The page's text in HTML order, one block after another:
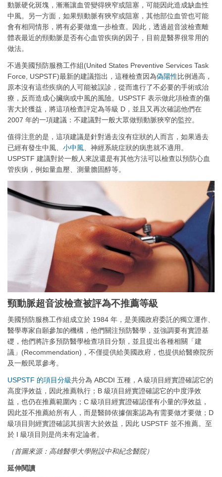
動脈硬化斑塊，漸漸讓血管變得狹窄或阻塞，可能因此造成缺血性
中風。另一方面，如果頸動脈有狹窄或阻塞，其他部位血管也可能
會有相同情形，將有必要做進一步檢查。因此，透過超音波檢查離
體表最近的頸動脈是否有心血管疾病的因子，目前是醫界很常用的
做法。
不過美國預防服務工作組(United States Preventive Services Task
Force, USPSTF)最新的建議指出，這種檢查因為偽陽性比例過高，
原本沒有這些疾病的人可能被誤診，從而進行了不必要的手術或治
療，反而造成心臟病或中風的風險。USPSTF 表示做此項檢查的傷
害大於獲益，將這項檢查評定為等級 D，並且又再次確認他們在
2007 年的一項建議：不建議對一般大眾做頸動脈狹窄的監控。
值得注意的是，這項建議是針對過去沒有症狀的人而言，如果過去
已經有發生中風、 小中風 、神經系統症狀的病患就不適用。
USPSTF 建議對於一般人來說還是有其他方法可以檢查以預防心血
管疾病，例如量血壓、測量膽固醇等。
頸動脈超音波檢查被評為不推薦等級
美國預防服務工作組成立於 1984 年，是美國政府委託的獨立運作、
醫學專家自願參加的機構，他們關注預防醫學，並強調要有實證基
礎，他們將許多預防醫學檢查項目分類，並且提出各種相關「建
議」(Recommendation)，不僅提供給美國政府，也提供給醫療院所
及一般民眾參考。
USPSTF 的項目分級共分為 ABCDI 五種，A 級項目經實證確認它的
高度淨效益，因此推薦執行；B 級項目經實證確認它的中度淨效
益，也仍在推薦範圍內；C 級項目經實證確認僅有小量的淨效益，
因此並不推薦給所有人，而是醫師依據個案認為有需要做才要做；D
級項目則經實證確認其損害大於效益，因此 USPSTF 並不推薦。至
於 I 級項目則是尚未有定論者。
（首圖來源：高雄醫學大學附設中和紀念醫院）
延伸閱讀